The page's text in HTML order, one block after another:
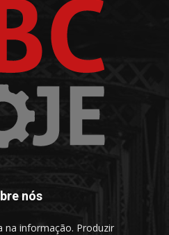
nós
na informação. Produzir